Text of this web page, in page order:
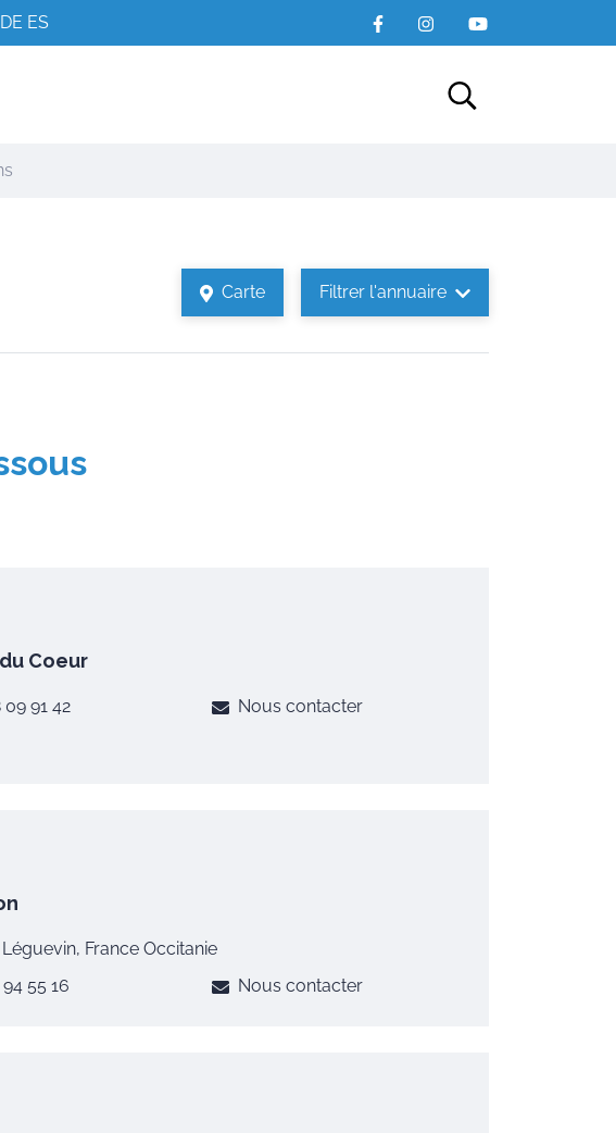
DE ES
Carte Filtrer l'annuaire
Coeur
91 42 Nous contacter
Léguevin, France Occitanie
55 16
Nous contacter